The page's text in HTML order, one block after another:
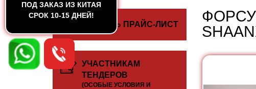
ПОД ЗАКАЗ ИЗ КИТАЯ
СРОК 10-15 ДНЕЙ!
СКАЧАТЬ ПРАЙС-ЛИСТ
УЧАСТНИКАМ
ТЕНДЕРОВ
(ОСОБЫЕ УСЛОВИЯ И